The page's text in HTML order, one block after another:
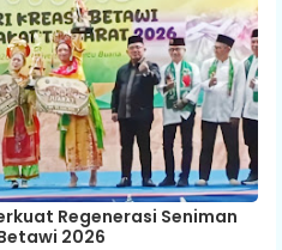
Regenerasi Seniman
2026